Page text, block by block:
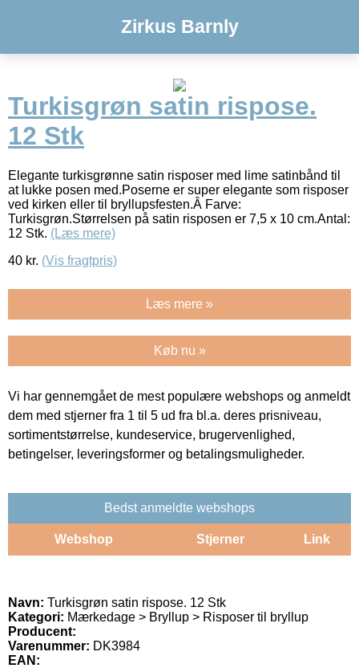
Zirkus Barnly
Turkisgrøn satin rispose.
12 Stk
Elegante turkisgrønne satin risposer med lime satinbånd til
at lukke posen med.Poserne er super elegante som risposer
ved kirken eller til bryllupsfesten.Â Farve:
Turkisgrøn.Størrelsen på satin risposen er 7,5 x 10 cm.Antal:
12 Stk. (Læs mere)
40 kr. (Vis fragtpris)
Læs mere »
Køb nu »
Vi har gennemgået de mest populære webshops og anmeldt
dem med stjerner fra 1 til 5 ud fra bl.a. deres prisniveau,
sortimentstørrelse, kundeservice, brugervenlighed,
betingelser, leveringsformer og betalingsmuligheder.
Bedst anmeldte webshops
Webshop Stjerner Link
Navn: Turkisgrøn satin rispose. 12 Stk
Kategori: Mærkedage > Bryllup > Risposer til bryllup
Producent:
Varenummer: DK3984
EAN: